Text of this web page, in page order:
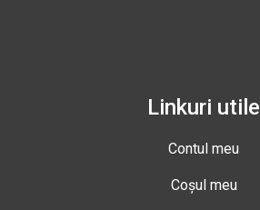
Linkuri utile
Contul meu
Coșul meu